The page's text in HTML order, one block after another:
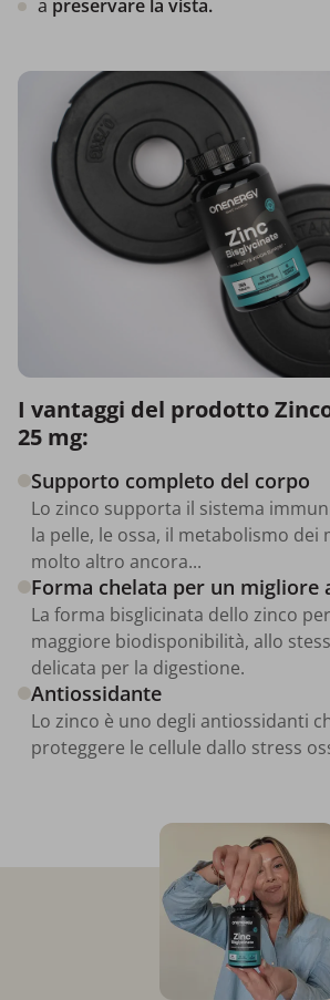
a preservare la vista.
I vantaggi del prodotto
25 mg:
Supporto completo del corpo
Lo zinco supporta il sistema
la pelle, le ossa, il metabolismo
molto altro ancora...
Forma chelata per un migliore
La forma bisglicinata dello zinco
maggiore biodisponibilità, allo
delicata per la digestione.
Antiossidante
Lo zinco è uno degli antiossidanti
proteggere le cellule dallo stress